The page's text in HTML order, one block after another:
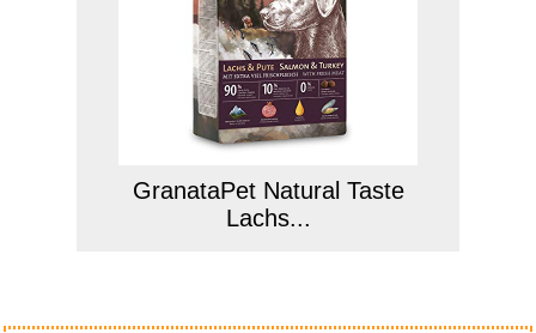
GranataPet Natural Taste
Lachs...